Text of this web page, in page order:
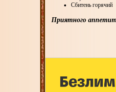
Сбитень горячий
Приятного